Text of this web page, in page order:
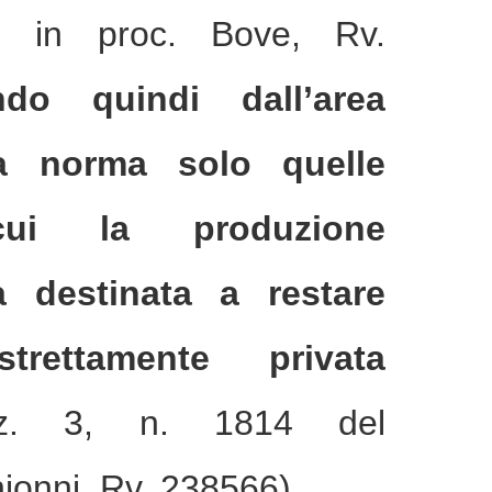
in proc. Bove, Rv.
quindi dall’area
norma solo quelle
la produzione
destinata a restare
privata
3, n. 1814 del